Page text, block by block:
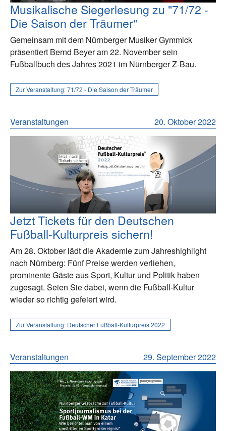
Musikalische Siegerlesung zu "71/72 -
Die Saison der Träumer"
Gemeinsam mit dem Nürnberger Musiker Gymmick
präsentiert Bernd Beyer am 22. November sein
Fußballbuch des Jahres 2021 im Nürnberger Z-Bau.
Zur Veranstaltung:71/72 - Die Saison der Träumer
20. Oktober 2022
Veranstaltungen
Jetzt Tickets für den Deutschen
Fußball-Kulturpreis sichern!
Am 28. Oktober lädt die Akademie zum Jahreshighlight
nach Nürnberg: Fünf Preise werden verliehen,
prominente Gäste aus Sport, Kultur und Politik haben
zugesagt. Seien Sie dabei, wenn die Fußball-Kultur
wieder so richtig gefeiert wird.
Zur Veranstaltung: Deutscher Fußball-Kulturpreis 2022
29. September 2022
Veranstaltungen